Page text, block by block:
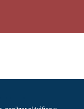
hincha |